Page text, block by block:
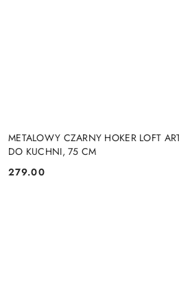
METALOWY CZARNY HOKER LOFT
DO KUCHNI, 75 CM
Cena:
279.00